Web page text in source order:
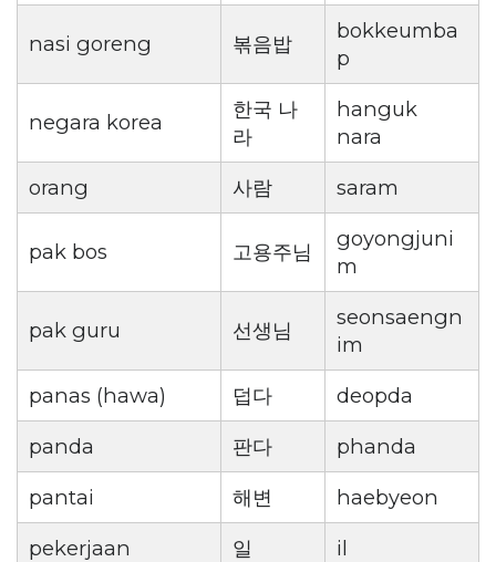
nasi goreng 볶음밥
bokkeumba
p
negara korea
한국 나
라
hanguk
nara
orang
사람 saram
pak bos 고용주님
goyongjuni
m
pak guru 선생님
seonsaengn
im
panas (hawa)
덥다
deopda
panda
판다
phanda
pantai
해변
haebyeon
pekerjaan
일
il